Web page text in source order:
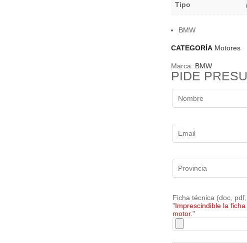
Tipo
BMW
CATEGORÍA Motores
Marca: BMW
PIDE
Ficha técnica (doc,
"Imprescindible la
motor."